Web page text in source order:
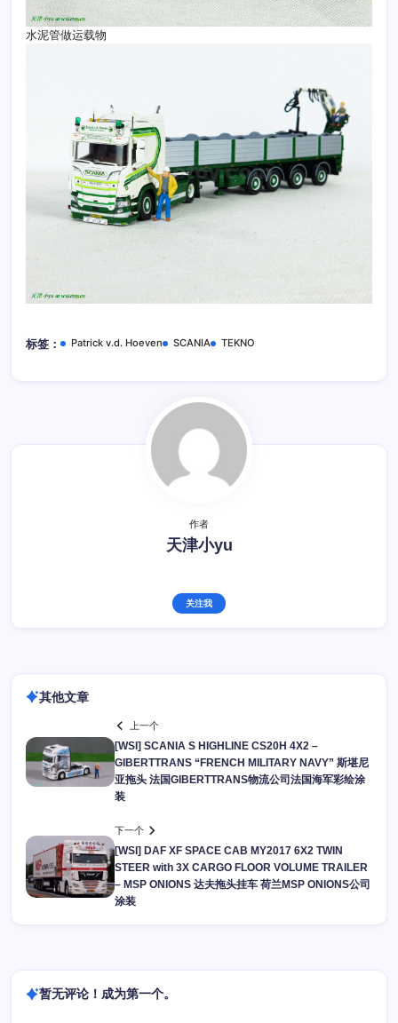
水泥管做运载物
标签： Patrick v.d. Hoeven SCANIA TEKNO
作者
天津小yu
关注我
其他文章
上一个
[WSI] SCANIA S HIGHLINE CS20H 4X2 –
GIBERTTRANS “FRENCH MILITARY NAVY” 斯堪尼
亚拖头 法国GIBERTTRANS物流公司法国海军彩绘涂
装
下一个
[WSI] DAF XF SPACE CAB MY2017 6X2 TWIN
STEER with 3X CARGO FLOOR VOLUME TRAILER
– MSP ONIONS 达夫拖头挂车 荷兰MSP ONIONS公司
涂装
暂无评论！成为第一个。